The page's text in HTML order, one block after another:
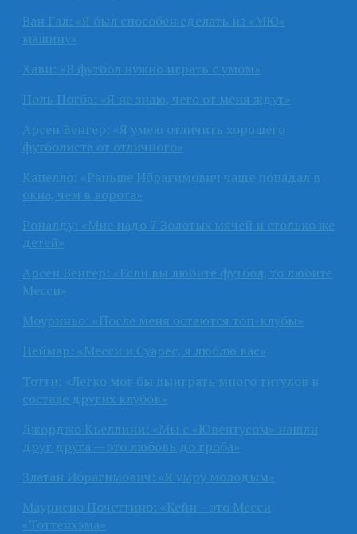
Ван Гал: «Я был способен сделать из «МЮ»
машину»
Хави: «В футбол нужно играть с умом»
Поль Погба: «Я не знаю, чего от меня ждут»
Арсен Венгер: «Я умею отличить хорошего
футболиста от отличного»
Капелло: «Раньше Ибрагимович чаще попадал в
окна, чем в ворота»
Роналду: «Мне надо 7 Золотых мячей и столько же
детей»
Арсен Венгер: «Если вы любите футбол, то любите
Месси»
Моуриньо: «После меня остаются топ-клубы»
Неймар: «Месси и Суарес, я люблю вас»
Тотти: «Легко мог бы выиграть много титулов в
составе других клубов»
Джорджо Кьеллини: «Мы с «Ювентусом» нашли
друг друга — это любовь до гроба»
Златан Ибрагимович: «Я умру молодым»
Маурисио Почеттино: «Кейн – это Месси
«Тоттенхэма»